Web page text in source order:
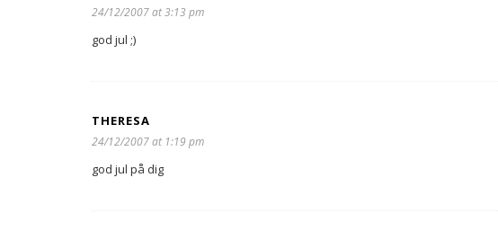
24/12/2007 at 3:13 pm
god jul ;)
THERESA
24/12/2007 at 1:19 pm
god jul på dig